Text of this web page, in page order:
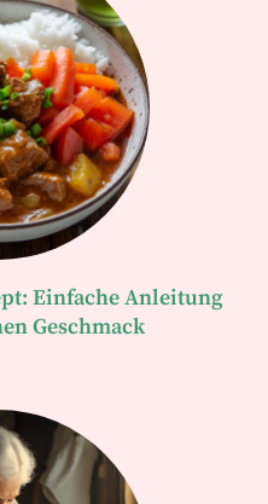
Einfache Anleitung
Geschmack